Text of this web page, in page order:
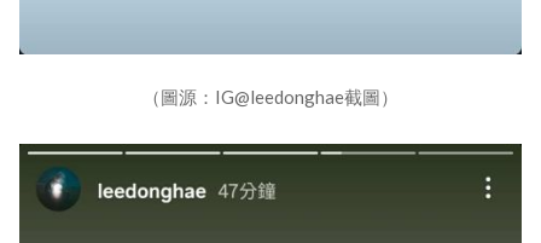
（圖源：IG@leedonghae截圖）